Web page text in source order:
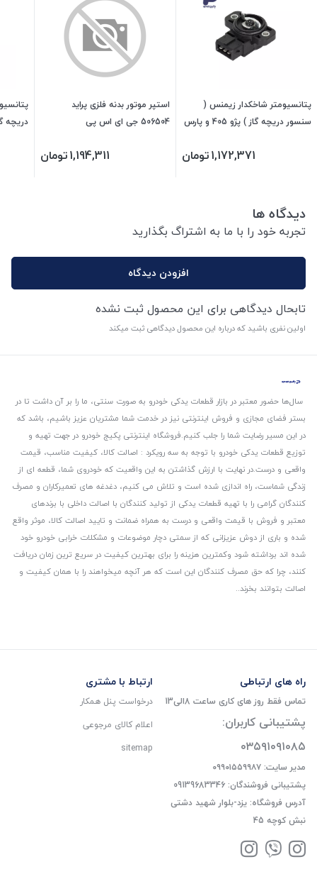
پتانسیومتر شاخکدار زیمنس (
سنسور دریچه گاز ) پژو 405 و پارس
1,172,371تومان
استپر موتور بدنه فلزی پراید
506504 جی ای اس پی
1,194,311تومان
دیدگاه ها
تجربه خود را با ما به اشتراگ بگذارید
افزودن دیدگاه
تابحال دیدگاهی برای این محصول ثبت نشده
اولین نفری باشید که درباره این محصول دیدگاهی ثبت میکند
سال‌ها حضور معتبر در بازار قطعات یدکی خودرو به صورت سنتی، ما را بر آن داشت تا در
بستر فضای مجازی و فروش اینترنتی نیز در خدمت شما مشتریان عزیز باشیم، باشد که
در این مسیر رضایت شما را جلب کنیم.فروشگاه اینترنتی پکیج خودرو در جهت تهیه و
توزیع قطعات یدکی خودرو با توجه به سه رویکرد : اصالت کالا، کیفیت مناسب، قیمت
واقعی و درست.در نهایت با ارزش گذاشتن به این واقعیت که خودروی شما، قطعه ای از
زندگی شماست، راه اندازی شده است و تلاش می کنیم، دغدغه های تعمیرکاران و مصرف
کنندگان گرامی را با تهیه قطعات یدکی از تولید کنندگان با اصالت داخلی با برندهای
معتبر و فروش با قیمت واقعی و درست به همراه ضمانت و تایید اصالت کالا، موثر واقع
شده و باری از دوش عزیزانی که از سمتی دچار موضوعات و مشکلات خرابی خودرو خود
شده اند برداشته شود و‌کمترین هزینه را برای بهترین کیفیت در سریع ترین زمان دریافت
کنند، چرا که حق مصرف کنندگان این است که هر آنچه میخواهند را با همان کیفیت و
اصالت بتوانند بخرند..
راه های ارتباطی
تماس فقط روز های کاری ساعت 8الی13
پشتیبانی کاربران:
۰۳۵۹۱۰۹۱۰۸۵
مدیر سایت: ۰۹۹۰۱۵۵۹۹۸۷
پشتیبانی فروشندگان: 09139683346
آدرس فروشگاه: یزد-بلوار شهید دشتی
نبش کوچه 45
ارتباط با مشتری
درخواست پنل همکار
اعلام کالای مرجوعی
sitemap